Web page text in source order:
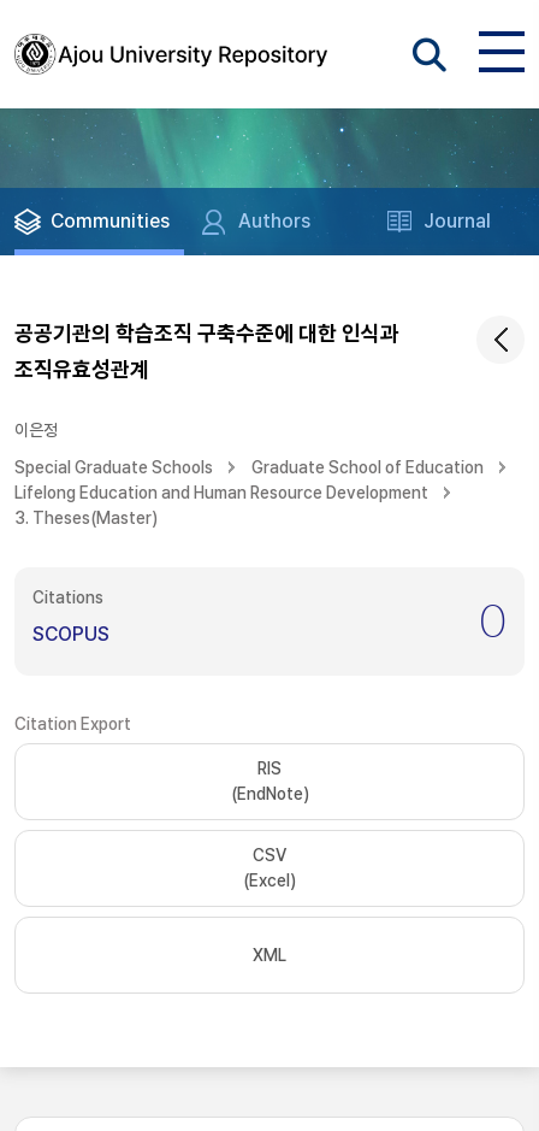
Communities Authors Journal
공공기관의 학습조직 구축수준에 대한 인식과
조직유효성관계
이은정
Special Graduate Schools
Graduate School of Education
Lifelong Education and Human Resource Development
3. Theses(Master)
Citations
SCOPUS 0
Citation Export
RIS
(EndNote)
CSV
(Excel)
XML